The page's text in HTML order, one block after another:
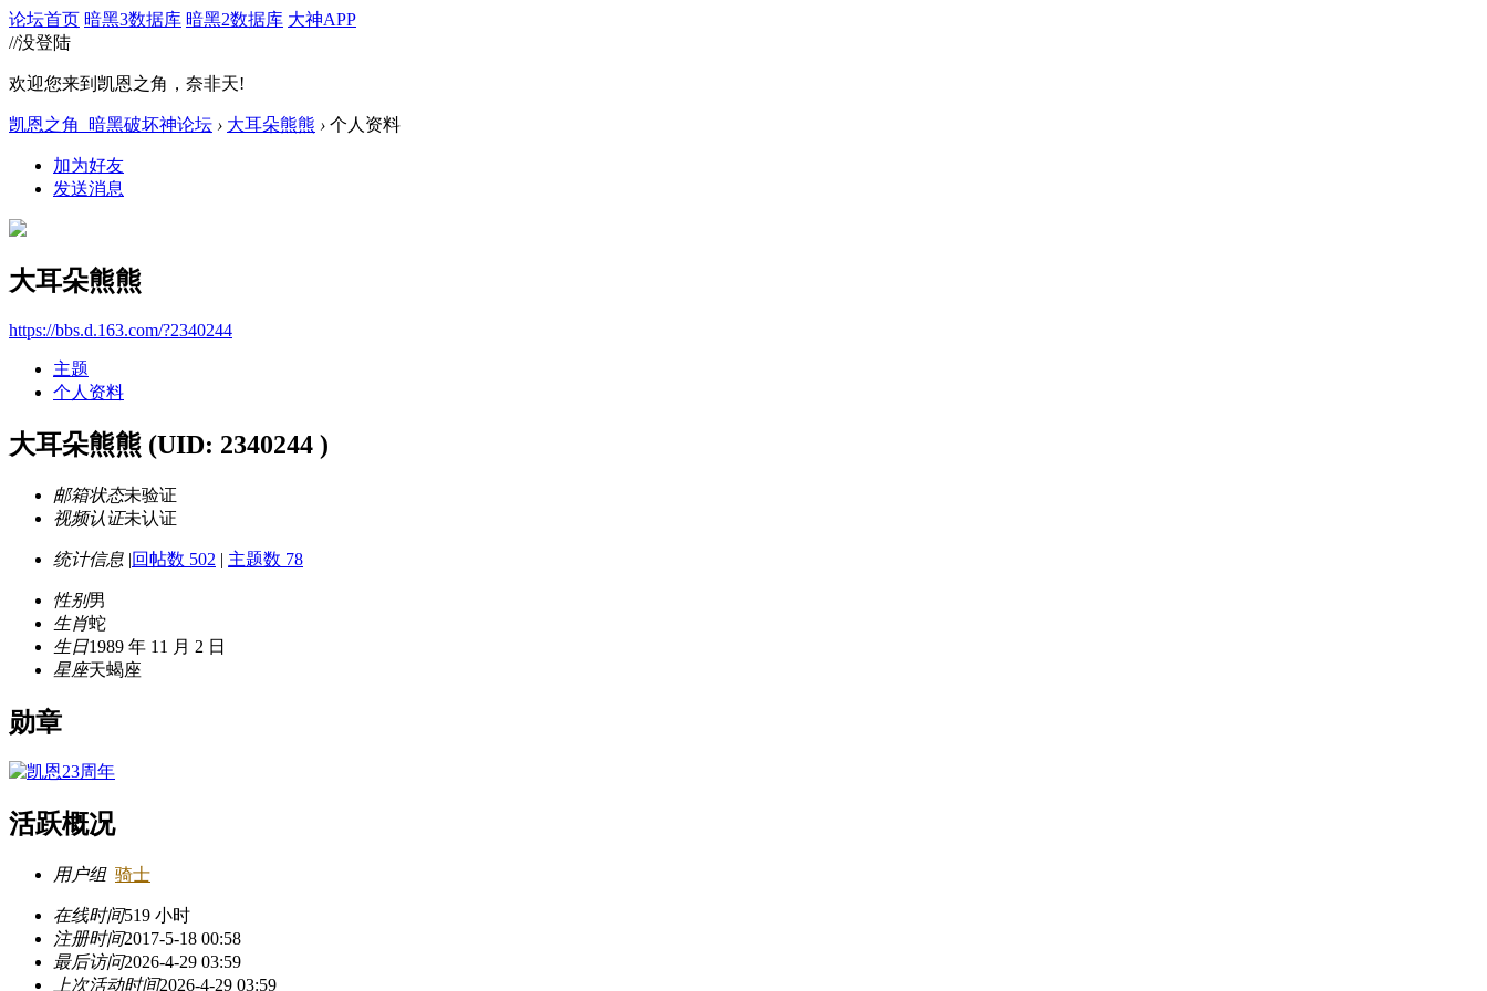
论坛首页 暗黑3数据库 暗黑2数据库 大神APP
//没登陆
欢迎您来到凯恩之角，奈非天!
凯恩之角_暗黑破坏神论坛 › 大耳朵熊熊 › 个人资料
加为好友
发送消息
大耳朵熊熊
https://bbs.d.163.com/?2340244
主题
个人资料
大耳朵熊熊 (UID: 2340244 )
邮箱状态未验证
视频认证未认证
统计信息 |回帖数 502 | 主题数 78
性别男
生肖蛇
生日1989 年 11 月 2 日
星座天蝎座
勋章
活跃概况
用户组 骑士
在线时间519 小时
注册时间2017-5-18 00:58
最后访问2026-4-29 03:59
上次活动时间2026-4-29 03:59